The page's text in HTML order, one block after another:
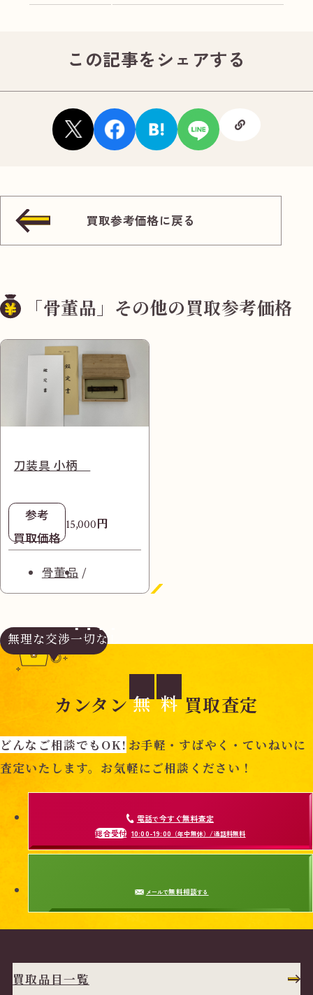
この記事をシェアする
買取参考価格に戻る
「骨董品」その他の買取参考価格
刀装具 小柄
参考
買取価格
15,000円
骨董品
無理な交渉一切なし
カンタン 無 料 買取査定
どんなご相談でもOK! お手軽・すばやく・ていねいに
査定いたします。お気軽にご相談ください！
電話で今すぐ無料査定
総合受付 10:00-19:00 （年中無休）/通話料無料
メールで無料相談する
買取品目一覧